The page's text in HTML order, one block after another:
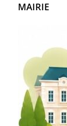
MAIRIE